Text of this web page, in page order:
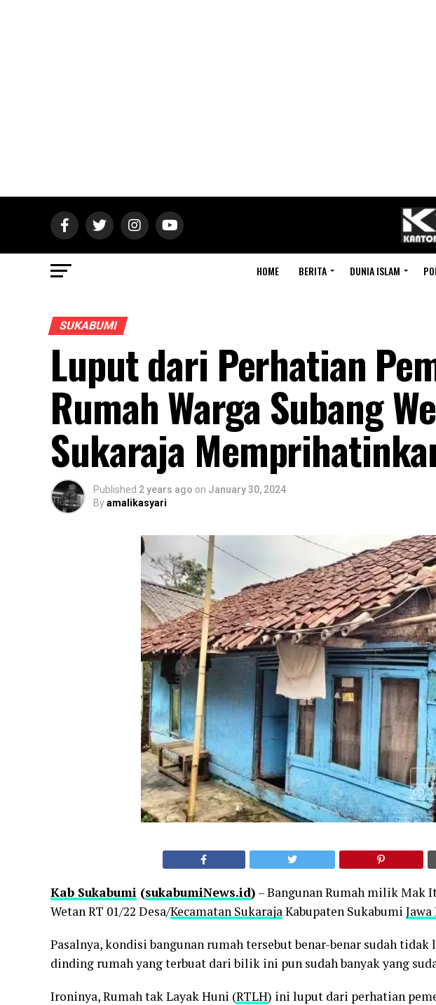
HOME BERITA DUNIA ISLAM
SUKABUMI
Luput dari Perhatian
Rumah Warga Subang
Sukaraja
Published 2 years ago on January 30, 2024
Byamalikasyari
Kab Sukabumi (sukabumiNews.id) – Bangunan Rumah milik Mak
Wetan RT 01/22 Desa/Kecamatan SukarajaKabupaten Sukabumi
Pasalnya, kondisi bangunan rumah tersebut benar-benar sudah tidak
dinding rumah yang terbuat dari bilik ini pun sudah banyak yang
Ironinya, Rumah tak Layak Huni (RTLH) ini luput dari perhatian